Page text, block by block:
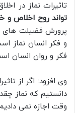
تاثیرات نماز در
تواند روح اخلاص و
پرورش فضیلت های
و فکر انسان نماز
فکر و روان انسان
وی افزود: اگر از
دانستیم که نماز
وقت اجازه نمی